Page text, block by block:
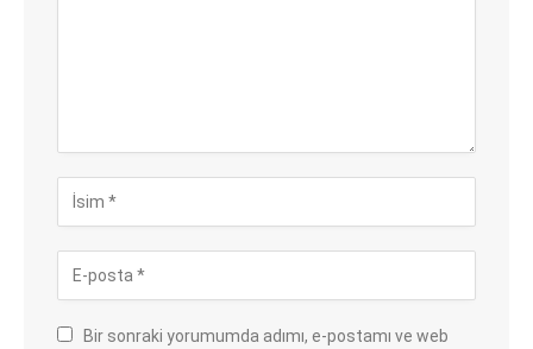
Bir sonraki yorumumda adımı, e-postamı ve web